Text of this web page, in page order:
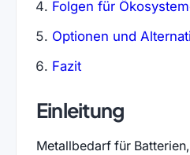
Folgen für
Optionen und
Fazit
Einleitung
Metallbedarf für